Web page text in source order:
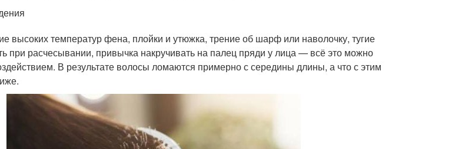
высоких температур фена, плойки и утюжка, трение об шарф или наволочку, тугие
при расчесывании, привычка накручивать на палец пряди у лица — всё это можно
В результате волосы ломаются примерно с середины длины, а что с этим